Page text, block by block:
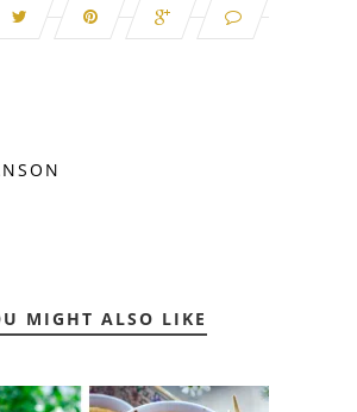
MIGHT ALSO LIKE